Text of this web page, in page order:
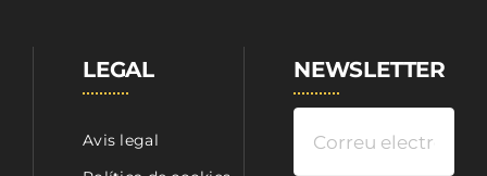
LEGAL
Avis legal
NEWSLETTER